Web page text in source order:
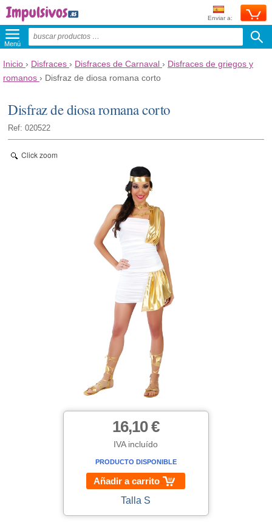
Enviar a:
Menú
Inicio › Disfraces › Disfraces de Carnaval › Disfraces de griegos y
romanos › Disfraz de diosa romana corto
Disfraz de diosa romana corto
Ref: 020522
Click zoom
16,10 €
IVA incluído
PRODUCTO DISPONIBLE
Añadir a carrito
Talla S